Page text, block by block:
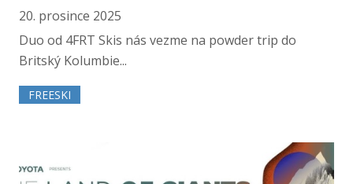
20. prosince 2025
Duo od 4FRT Skis nás vezme na powder trip do
Britský Kolumbie...
FREESKI